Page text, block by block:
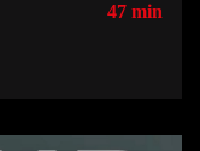
47 min